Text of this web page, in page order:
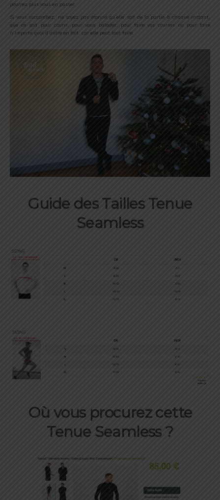
pourrez plus vous en passer.
Si vous succombez, ne soyez pas étonné qu’elle soit de la partie à chaque instant,
que ce soit pour courir, pour vous balader, pour faire vos courses ou pour faire
n’importe quoi d’autre en fait, car elle peut tout faire.
Guide des Tailles Tenue
Seamless
Où vous procurez cette
Tenue Seamless ?